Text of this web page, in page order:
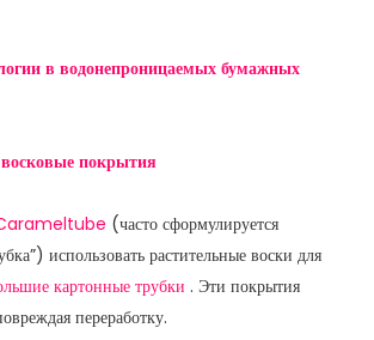
в водонепроницаемых бумажных
покрытия
(часто сформулируется
использовать растительные воски для
картонные трубки . Эти покрытия
переработку.